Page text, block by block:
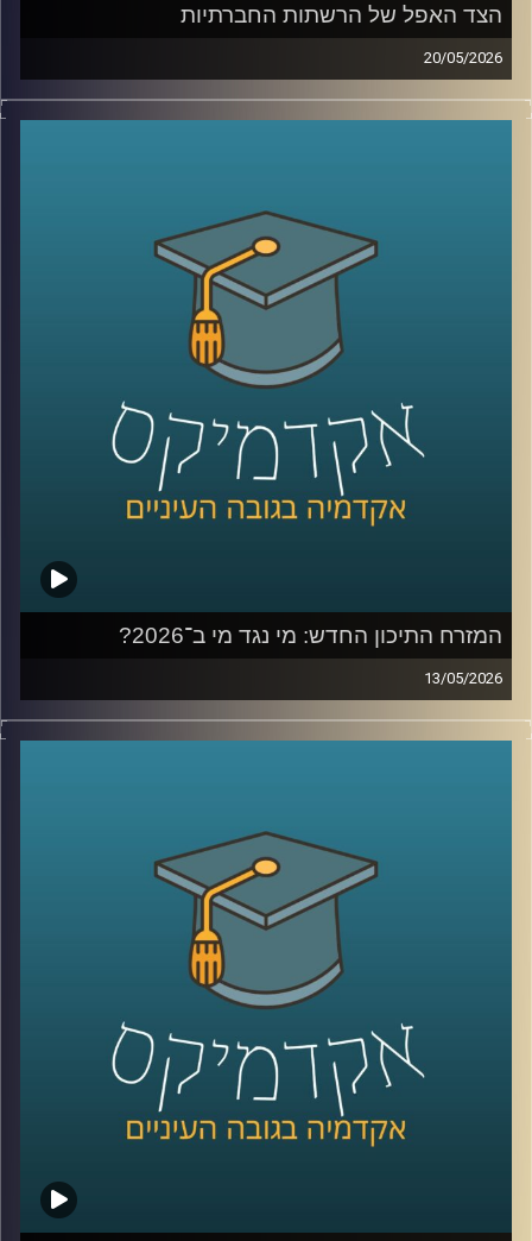
קרדיט תמונות:AudioVersity
הצד האפל של הרשתות החברתיות
20/05/2026
בשנים האחרונות, הרשתות החברתיות הפכו מפלטפורמה
שמקשרת בין אנשים בעיקר לדבר מרכזי בחיי רוב האנשים,
שמירה על קשר עם חברים, מציאת עבודה, אבל גם המון דברים
שליליים, אנחנו נחשפים לדברים שעושים לנו רע, מתגברים
יכולים לפתח הפרעות אכילה או דיכאון ועל אף שרובנו מבינים
את הנזקים הפוטנציאלים קשה לנו להתנתק או אפילו להמעיט
אז מה אפשר לעשות?
כדי לענות על השאלה הזו הצטרף אליי היום פרופ׳ צחי חייט,
ראש ההתמחות השיווקית בביה"ס סמי עופר לתקשורת.
קרדיט תמונות:AudioVersity
המזרח התיכון החדש: מי נגד מי ב־2026?
13/05/2026
לפני כמה שנים, רוב האנשים עוד הצליחו להבין פחות או יותר
מי נגד מי במזרח התיכון.
החות’ים, רוסיה, הסכמים, איומים, מלחמה רב־זירתית… ובין כל
הכותרות, הרבה אנשים פשוט איבדו את התמונה הגדולה.
אז בפרק הזה רצינו לעצור רגע ולעשות סדר.
להבין מה באמת קורה באזור שלנו, מה השתנה מאז השבעה
באוקטובר, ואיך נראית היום המפה האסטרטגית של המזרח
איתנו היום ד”ר שי הר-צבי, מרצה וחוקר בכיר במכון למדיניות
ואסטרטגיה ב־אוניברסיטת רייכמן, ולשעבר מנכ”ל בפועל של
המשרד לנושאים אסטרטגיים וראש זירה בחטיבת המחקר
וביחד ננסה להבין: האם איראן באמת מתקרבת לנשק גרעיני,
מה מצבו האמיתי של חיזבאללה, האם חמאס עדיין שולט בעזה,